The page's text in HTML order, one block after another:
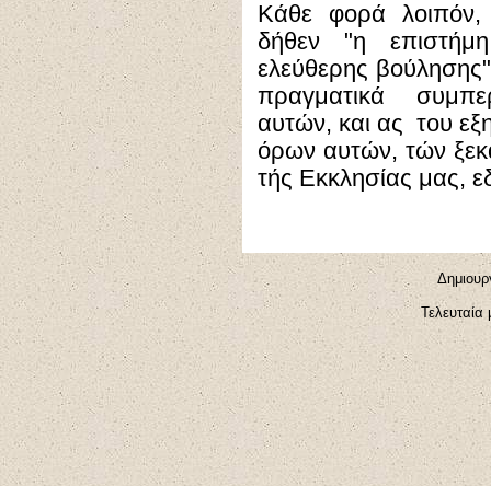
Κάθε φορά λοιπόν,
δήθεν "η
ελεύθερης
πραγματικά
αυτών, και ας του
όρων αυτών, τών
τής Εκκλησίας μας,